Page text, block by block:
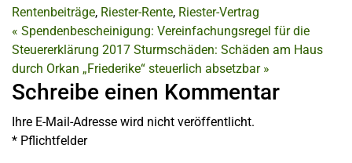
Rentenbeiträge, Riester-Rente, Riester-Vertrag
« Spendenbescheinigung: Vereinfachungsregel für die
Steuererklärung 2017 Sturmschäden: Schäden am Haus
durch Orkan „Friederike“ steuerlich absetzbar »
Schreibe einen Kommentar
Ihre E-Mail-Adresse wird nicht veröffentlicht.
* Pflichtfelder